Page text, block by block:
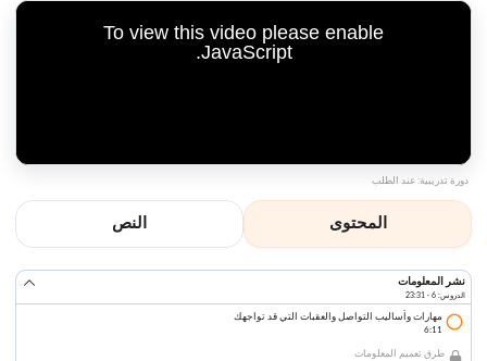
To view this video please enable
JavaScript.
دورة تدريبية: عند الطلب
المحتوى النص
نشر المعلومات
الدروس: 6 · 23:31
مهارات وأساليب التواصل والعقبات التي قد تواجهك
6:11
طرق تعميم المعلومات